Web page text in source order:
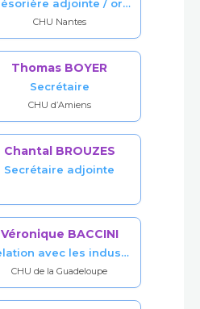
Trésorière adjointe / orga. atelier
CHU Nantes
Thomas BOYER
Secrétaire
CHU d’Amiens
Chantal BROUZES
Secrétaire adjointe
Véronique BACCINI
Relation avec les industriels
CHU de la Guadeloupe